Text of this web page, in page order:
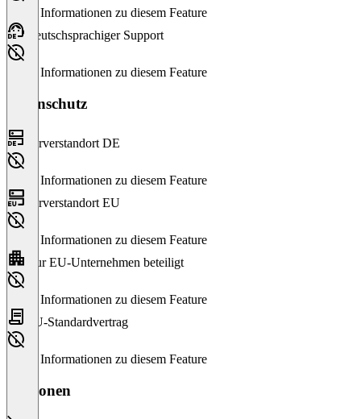
Keine Informationen zu diesem Feature
Deutschsprachiger Support
Keine Informationen zu diesem Feature
Datenschutz
Serverstandort DE
Keine Informationen zu diesem Feature
Serverstandort EU
Keine Informationen zu diesem Feature
Nur EU-Unternehmen beteiligt
Keine Informationen zu diesem Feature
EU-Standardvertrag
Keine Informationen zu diesem Feature
Versionen